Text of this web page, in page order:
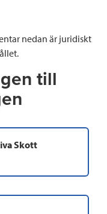
nedan är juridiskt
till
Skott